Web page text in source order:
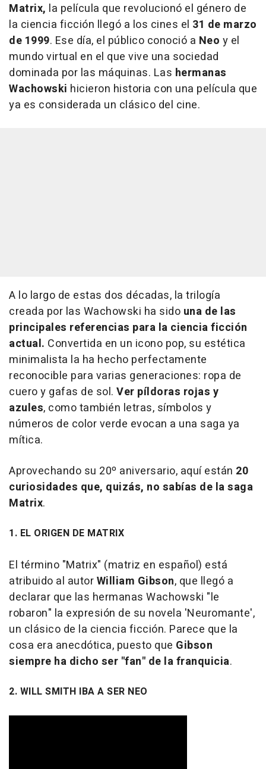
Matrix, la película que revolucionó el género de
la ciencia ficción llegó a los cines el 31 de marzo
de 1999. Ese día, el público conoció a Neo y el
mundo virtual en el que vive una sociedad
dominada por las máquinas. Las hermanas
Wachowski hicieron historia con una película que
ya es considerada un clásico del cine.
A lo largo de estas dos décadas, la trilogía
creada por las Wachowski ha sido una de las
principales referencias para la ciencia ficción
actual. Convertida en un icono pop, su estética
minimalista la ha hecho perfectamente
reconocible para varias generaciones: ropa de
cuero y gafas de sol. Ver píldoras rojas y
azules, como también letras, símbolos y
números de color verde evocan a una saga ya
mítica.
Aprovechando su 20º aniversario, aquí están 20
curiosidades que, quizás, no sabías de la saga
Matrix.
1. EL ORIGEN DE MATRIX
El término "Matrix" (matriz en español) está
atribuido al autorWilliam Gibson, que llegó a
declarar que las hermanas Wachowski "le
robaron" la expresión de su novela 'Neuromante',
un clásico de la ciencia ficción. Parece que la
cosa era anecdótica, puesto que Gibson
siempre ha dicho ser "fan" de la franquicia.
2. WILL SMITH IBA A SER NEO